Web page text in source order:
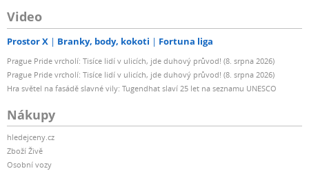
Video
Prostor X Branky, body, kokoti Fortuna liga
Prague Pride vrcholí: Tisíce lidí v ulicích, jde duhový průvod! (8. srpna 2026)
Prague Pride vrcholí: Tisíce lidí v ulicích, jde duhový průvod! (8. srpna 2026)
Hra světel na fasádě slavné vily: Tugendhat slaví 25 let na seznamu UNESCO
Nákupy
hledejceny.cz
Zboží Živě
Osobní vozy